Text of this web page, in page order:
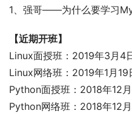
1、强哥——为什么要学习
【近期开班】
Linux面授班：2019年3月4
Linux网络班：2019年1月19
Python面授班：2018年12月
Python网络班：2018年12月